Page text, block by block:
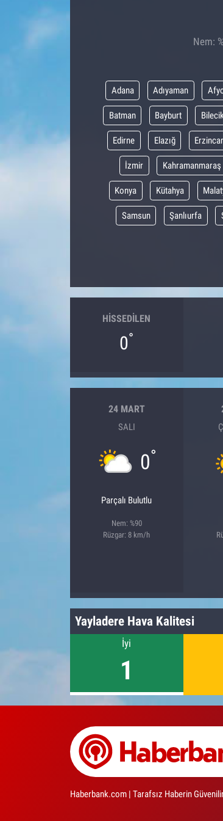
Nem:
Adana Adıyaman
Batman Bayburt
Edirne Elazığ
İzmir Kahramanmaraş
Konya Kütahya
Samsun Şanlıurfa
HISSEDILEN
0°
24 MART
SALI
0°
Parçalı Bulutlu
Nem: %90
Rüzgar: 8 km/h
Yayladere Hava Kalitesi
İyi
1
Haberbank.com | Tarafsız Haberin